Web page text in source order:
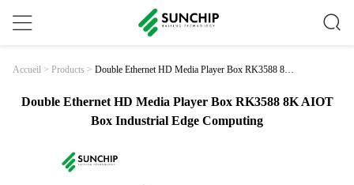
Accueil > Products > Double Ethernet HD Media Player Box RK3588 8K
Double Ethernet HD Media Player Box RK3588 8K AIOT
Box Industrial Edge Computing